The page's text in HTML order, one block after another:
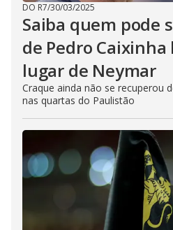
DO R7/30/03/2025
Saiba quem pode
de Pedro Caixinha
lugar de Neymar
Craque ainda não se recuperou
nas quartas do Paulistão